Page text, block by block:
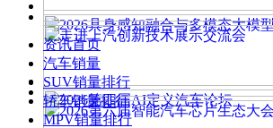
资讯首页
汽车销量
SUV销量排行
轿车销量排行
MPV销量排行